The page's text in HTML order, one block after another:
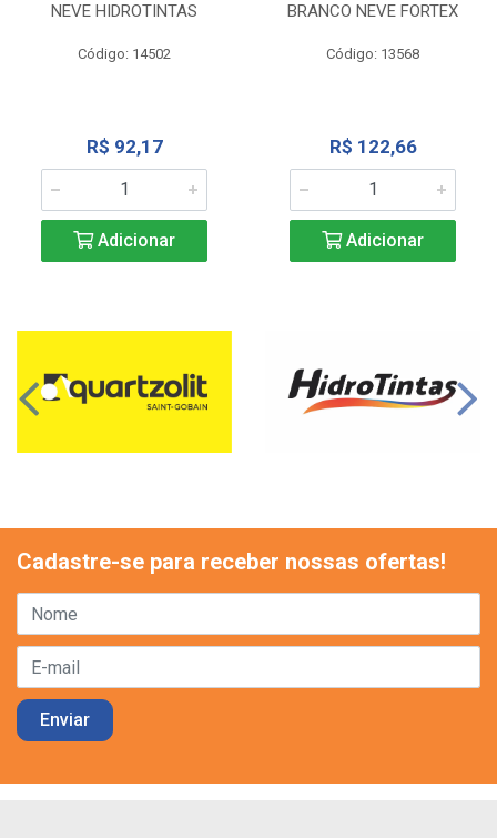
NEVE HIDROTINTAS
Código: 14502
R$ 92,17
Adicionar
BRANCO NEVE FORTEX
Código: 13568
R$ 122,66
Adicionar
Cadastre-se para receber nossas ofertas!